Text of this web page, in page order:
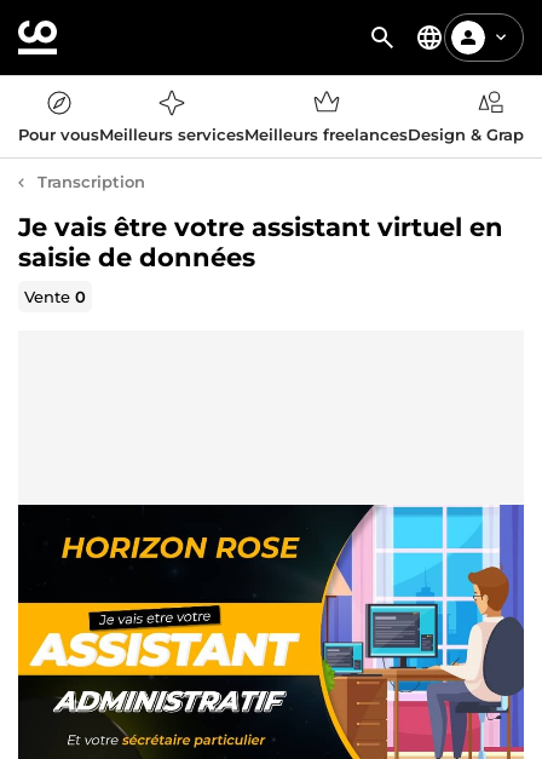
Pour vousMeilleurs servicesMeilleurs freelancesDesign &
Transcription
Je vais être votre assistant virtuel en
saisie de données
Vente0